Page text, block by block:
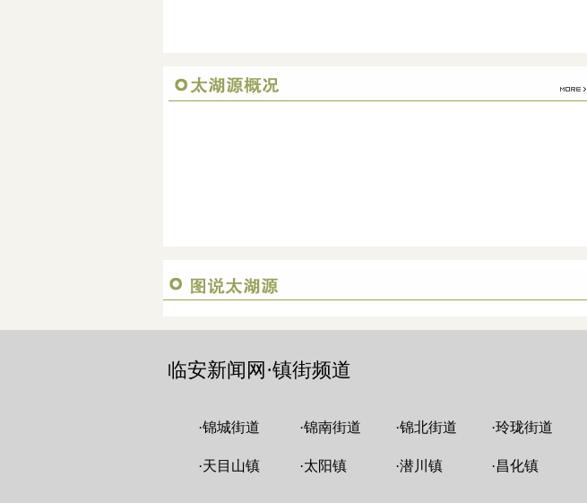
临安新闻网·镇街频道
·锦城街道 ·锦南街道 ·锦北街道 ·玲珑街道
·天目山镇 ·太阳镇 ·潜川镇 ·昌化镇